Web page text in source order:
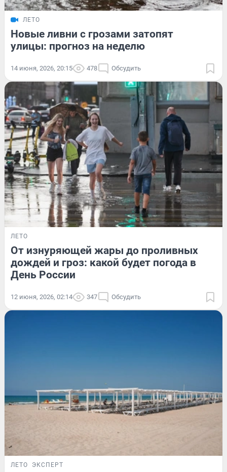
ЛЕТО
Новые ливни с грозами затопят
улицы: прогноз на неделю
14 июня, 2026, 20:15 478 Обсудить
ЛЕТО
От изнуряющей жары до проливных
дождей и гроз: какой будет погода в
День России
12 июня, 2026, 02:14 347 Обсудить
ЛЕТО ЭКСПЕРТ